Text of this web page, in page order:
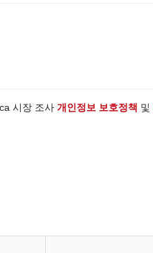
시장 조사 개인정보 보호정책 및